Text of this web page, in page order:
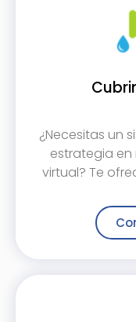
¿Necesitas un
estrategia en
virtual? Te